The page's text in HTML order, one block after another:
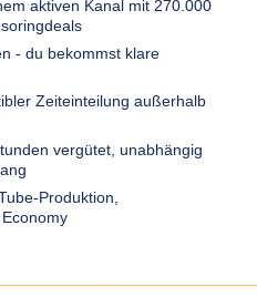
aktiven Kanal mit 270.000
- du bekommst klare
Zeiteinteilung außerhalb
vergütet, unabhängig
Produktion,